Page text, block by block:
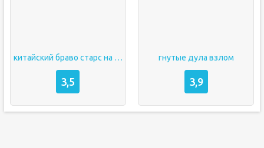
китайский браво старс на андроид
3,5
гнутые дула взлом
3,9